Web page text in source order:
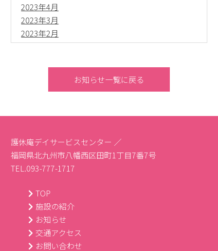
2023年4月
2023年3月
2023年2月
お知らせ一覧に戻る
護休庵デイサービスセンター ／
福岡県北九州市八幡西区田町1丁目7番7号
TEL.093-777-1717
TOP
施設の紹介
お知らせ
交通アクセス
お問い合わせ